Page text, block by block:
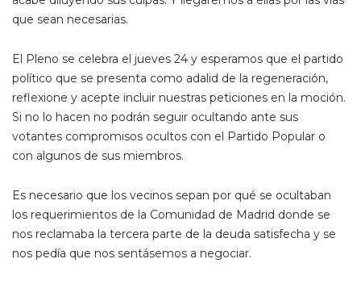
que sean necesarias.
El Pleno se celebra el jueves 24 y esperamos que el partido
político que se presenta como adalid de la regeneración,
reflexione y acepte incluir nuestras peticiones en la moción.
Si no lo hacen no podrán seguir ocultando ante sus
votantes compromisos ocultos con el Partido Popular o
con algunos de sus miembros.
Es necesario que los vecinos sepan por qué se ocultaban
los requerimientos de la Comunidad de Madrid donde se
nos reclamaba la tercera parte de la deuda satisfecha y se
nos pedía que nos sentásemos a negociar.